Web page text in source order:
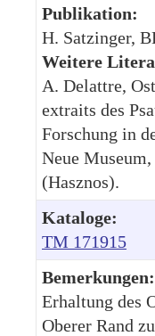
Publikation:
H. Satzinger,
Weitere
A. Delattre,
extraits des
Forschung in
Neue
(Hasznos).
Kataloge:
TM 171915
Bemerkungen:
Erhaltung des
Oberer Rand